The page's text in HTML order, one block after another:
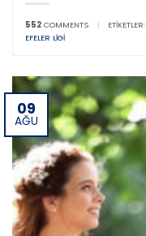
552 COMMENTS | ETIKETLER:
EFELER LIGI
09
AĞU